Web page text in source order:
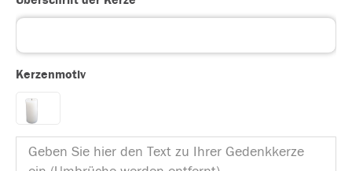
Kerzenmotiv